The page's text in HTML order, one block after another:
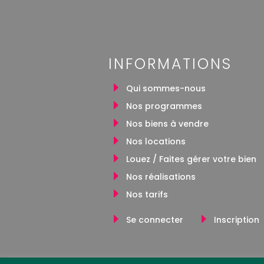
INFORMATIONS
Qui sommes-nous
Nos programmes
Nos biens à vendre
Nos locations
Louez / Faites gérer votre bien
Nos réalisations
Nos tarifs
Se connecter Inscription